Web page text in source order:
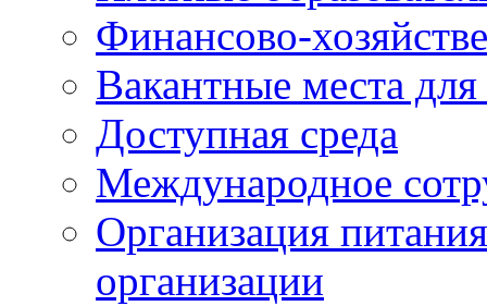
Финансово-
Вакантные места
Доступная среда
Международное
Организация
организации